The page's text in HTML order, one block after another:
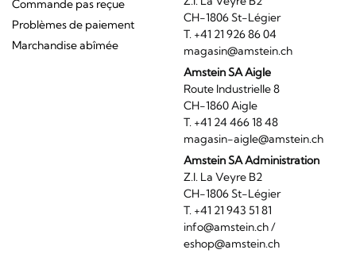
Commande pas reçue
Problèmes de paiement
Marchandise abîmée
CH-1806 St-Légier
T. +41 21 926 86 04
magasin@amstein.ch
Amstein SA Aigle
Route Industrielle 8
CH-1860 Aigle
T. +41 24 466 18 48
magasin-aigle@amstein.ch
Amstein SA Administration
Z.I. La Veyre B2
CH-1806 St-Légier
T. +41 21 943 51 81
info@amstein.ch/
eshop@amstein.ch